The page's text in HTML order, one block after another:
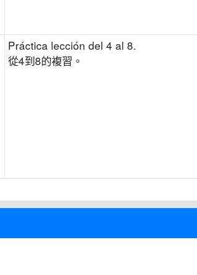
Práctica lección del 4 al 8.
從4到8的複習。